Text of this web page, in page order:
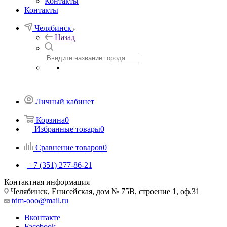
Контакты
Челябинск
Назад
Личный кабинет
Корзина0
Избранные товары0
Сравнение товаров0
+7 (351) 277-86-21
Контактная информация
Челябинск, Енисейская, дом № 75В, строение 1, оф.31
tdm-ooo@mail.ru
Вконтакте